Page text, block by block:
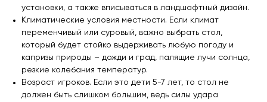
установки, а также вписываться в ландшафтный дизайн.
Климатические условия местности. Если климат
переменчивый или суровый, важно выбрать стол,
который будет стойко выдерживать любую погоду и
капризы природы – дожди и град, палящие лучи солнца,
резкие колебания температур.
Возраст игроков. Если это дети 5-7 лет, то стол не
должен быть слишком большим, ведь силы удара